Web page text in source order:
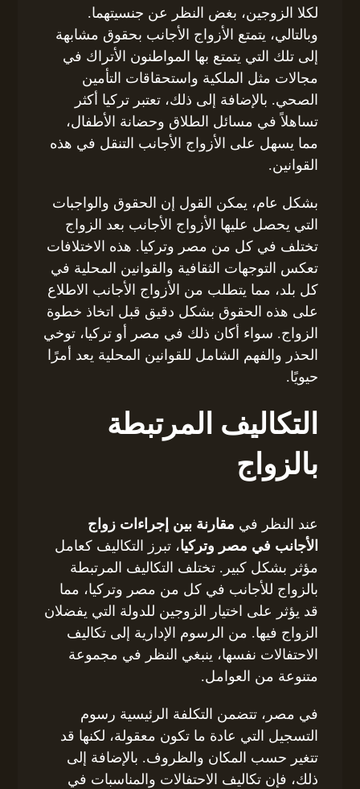
لكلا الزوجين، بغض النظر عن جنسيتهما.
وبالتالي، يتمتع الأزواج الأجانب بحقوق مشابهة
إلى تلك التي يتمتع بها المواطنون الأتراك في
مجالات مثل الملكية واستحقاقات التأمين
الصحي. بالإضافة إلى ذلك، تعتبر تركيا أكثر
تساهلاً في مسائل الطلاق وحضانة الأطفال،
مما يسهل على الأزواج الأجانب التنقل في هذه
القوانين.
بشكل عام، يمكن القول إن الحقوق والواجبات
التي يحصل عليها الأزواج الأجانب بعد الزواج
تختلف في كل من مصر وتركيا. هذه الاختلافات
تعكس التوجهات الثقافية والقوانين المحلية في
كل بلد، مما يتطلب من الأزواج الأجانب الاطلاع
على هذه الحقوق بشكل دقيق قبل اتخاذ خطوة
الزواج. سواء أكان ذلك في مصر أو تركيا، توخي
الحذر والفهم الشامل للقوانين المحلية يعد أمرًا
حيويًا.
التكاليف المرتبطة
بالزواج
عند النظر في مقارنة بين إجراءات زواج
الأجانب في مصر وتركيا، تبرز التكاليف كعامل
مؤثر بشكل كبير. تختلف التكاليف المرتبطة
بالزواج للأجانب في كل من مصر وتركيا، مما
قد يؤثر على اختيار الزوجين للدولة التي يفضلان
الزواج فيها. من الرسوم الإدارية إلى تكاليف
الاحتفالات نفسها، ينبغي النظر في مجموعة
متنوعة من العوامل.
في مصر، تتضمن التكلفة الرئيسية رسوم
التسجيل التي عادة ما تكون معقولة، لكنها قد
تتغير حسب المكان والظروف. بالإضافة إلى
ذلك، فإن تكاليف الاحتفالات والمناسبات في